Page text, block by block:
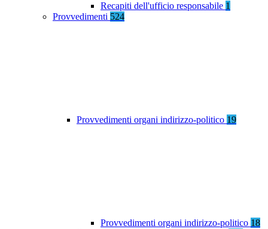
Recapiti dell'ufficio responsabile 1
Provvedimenti 524
Provvedimenti organi indirizzo-politico 19
Provvedimenti organi indirizzo-politico 18